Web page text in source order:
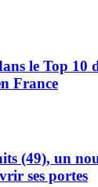
le Top 10
France
(49), un
ses portes